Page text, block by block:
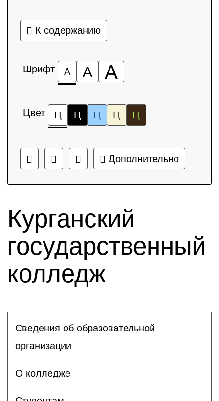
К содержанию
Шрифт А А А
Цвет Ц Ц Ц Ц Ц
Дополнительно
Курганский
государственный
колледж
Сведения об образовательной
организации
О колледже